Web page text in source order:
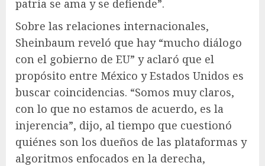
patria se ama y se defiende”.
Sobre las relaciones internacionales,
Sheinbaum reveló que hay “mucho diálogo
con el gobierno de EU” y aclaró que el
propósito entre México y Estados Unidos es
buscar coincidencias. “Somos muy claros,
con lo que no estamos de acuerdo, es la
injerencia”, dijo, al tiempo que cuestionó
quiénes son los dueños de las plataformas y
algoritmos enfocados en la derecha,